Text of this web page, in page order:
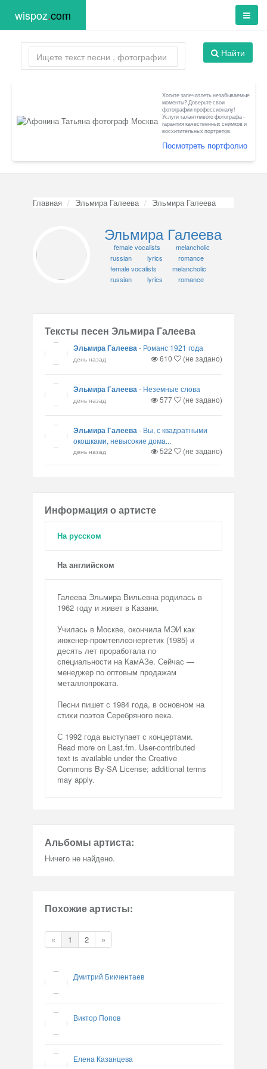
wispoz.com
Найти
Хотите запечатлеть незабываемые
моменты? Доверьте свои
фотографии профессионалу!
Услуги талантливого фотографа -
гарантия качественных снимков и
восхитительных портретов.
Посмотреть портфолио
Главная Эльмира Галеева Эльмира Галеева
Эльмира Галеева
female vocalists
melancholic
russian
lyrics
romance
female vocalists
melancholic
russian
lyrics romance
Тексты песен Эльмира Галеева
Эльмира Галеева- Романс 1921 года
день назад 610 (не задано)
Эльмира Галеева- Неземные слова
день назад 577 (не задано)
Эльмира Галеева- Вы, с квадратными
окошками, невысокие дома...
день назад 522 (не задано)
Информация о артисте
На русском
На английском
Галеева Эльмира Вильевна родилась в
1962 году и живет в Казани.
Училась в Москве, окончила МЭИ как
инженер-промтеплоэнергетик (1985) и
десять лет проработала по
специальности на КамАЗе. Сейчас —
менеджер по оптовым продажам
металлопроката.
Песни пишет с 1984 года, в основном на
стихи поэтов Серебряного века.
С 1992 года выступает с концертами.
Read more on Last.fm. User-contributed
text is available under the Creative
Commons By-SA License; additional terms
may apply.
Альбомы артиста:
Ничего не найдено.
Похожие артисты:
« 1 2 »
Дмитрий Бикчентаев
Виктор Попов
Елена Казанцева